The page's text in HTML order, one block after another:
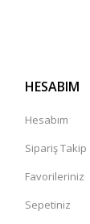
HESABIM
Hesabım
Sipariş Takip
Favorileriniz
Sepetiniz